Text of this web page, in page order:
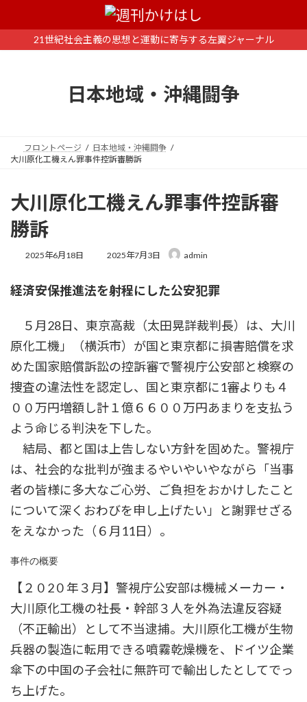
ン
ー
21世紀社会主義の思想と運動に寄与する左翼ジャーナル
日本地域・沖縄闘争
フロントページ
日本地域・沖縄闘争
大川原化工機えん罪事件控訴審勝訴
大川原化工機えん罪事件控訴審
勝訴
2025年6月18日
最
新
:
2025年7月3日 admin
経済安保推進法を射程にした公安犯罪
５月28日、東京高裁（太田晃詳裁判長）は、大川
原化工機」（横浜市）が国と東京都に損害賠償を求
めた国家賠償訴訟の控訴審で警視庁公安部と検察の
捜査の違法性を認定し、国と東京都に1審よりも４
００万円増額し計１億６６００万円あまりを支払う
よう命じる判決を下した。
結局、都と国は上告しない方針を固めた。警視庁
は、社会的な批判が強まるやいやいやながら「当事
者の皆様に多大なご心労、ご負担をおかけしたこと
について深くおわびを申し上げたい」と謝罪せざる
をえなかった（６月11日）。
事件の概要
【２０2０年３月】警視庁公安部は機械メーカー・
大川原化工機の社長・幹部３人を外為法違反容疑
（不正輸出）として不当逮捕。大川原化工機が生物
兵器の製造に転用できる噴霧乾燥機を、ドイツ企業
傘下の中国の子会社に無許可で輸出したとしてでっ
ち上げた。